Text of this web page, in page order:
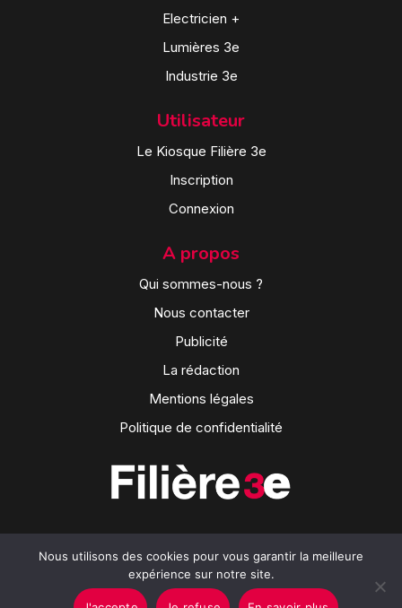
Electricien +
Lumières 3e
Industrie 3e
Utilisateur
Le Kiosque Filière 3e
Inscription
Connexion
A propos
Qui sommes-nous ?
Nous contacter
Publicité
La rédaction
Mentions légales
Politique de confidentialité
Nous utilisons des cookies pour vous garantir la meilleure
expérience sur notre site.